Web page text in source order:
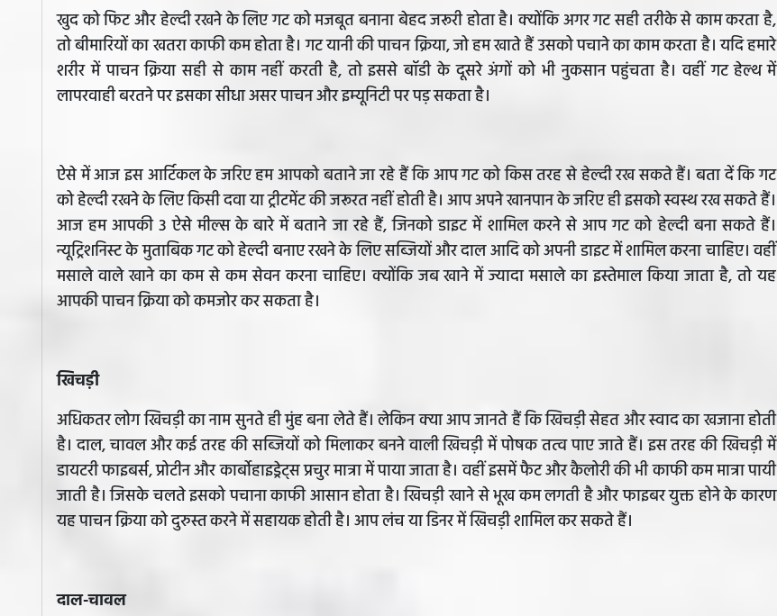
खुद को फिट और हेल्दी रखने के लिए गट को मजबूत बनाना बेहद जरूरी होता है। क्योंकि अगर गट सही तरीके से काम करता है,
तो बीमारियों का खतरा काफी कम होता है। गट यानी की पाचन क्रिया, जो हम खाते हैं उसको पचाने का काम करता है। यदि हमारे
शरीर में पाचन क्रिया सही से काम नहीं करती है, तो इससे बॉडी के दूसरे अंगों को भी नुकसान पहुंचता है। वहीं गट हेल्थ में
लापरवाही बरतने पर इसका सीधा असर पाचन और इम्यूनिटी पर पड़ सकता है।
ऐसे में आज इस आर्टिकल के जरिए हम आपको बताने जा रहे हैं कि आप गट को किस तरह से हेल्दी रख सकते हैं। बता दें कि गट
को हेल्दी रखने के लिए किसी दवा या ट्रीटमेंट की जरूरत नहीं होती है। आप अपने खानपान के जरिए ही इसको स्वस्थ रख सकते हैं।
आज हम आपकी 3 ऐसे मील्स के बारे में बताने जा रहे हैं, जिनको डाइट में शामिल करने से आप गट को हेल्दी बना सकते हैं।
न्यूट्रिशनिस्ट के मुताबिक गट को हेल्दी बनाए रखने के लिए सब्जियों और दाल आदि को अपनी डाइट में शामिल करना चाहिए। वहीं
मसाले वाले खाने का कम से कम सेवन करना चाहिए। क्योंकि जब खाने में ज्यादा मसाले का इस्तेमाल किया जाता है, तो यह
आपकी पाचन क्रिया को कमजोर कर सकता है।
खिचड़ी
अधिकतर लोग खिचड़ी का नाम सुनते ही मुंह बना लेते हैं। लेकिन क्या आप जानते हैं कि खिचड़ी सेहत और स्वाद का खजाना होती
है। दाल, चावल और कई तरह की सब्जियों को मिलाकर बनने वाली खिचड़ी में पोषक तत्व पाए जाते हैं। इस तरह की खिचड़ी में
डायटरी फाइबर्स, प्रोटीन और कार्बोहाइड्रेट्स प्रचुर मात्रा में पाया जाता है। वहीं इसमें फैट और कैलोरी की भी काफी कम मात्रा पायी
जाती है। जिसके चलते इसको पचाना काफी आसान होता है। खिचड़ी खाने से भूख कम लगती है और फाइबर युक्त होने के कारण
यह पाचन क्रिया को दुरुस्त करने में सहायक होती है। आप लंच या डिनर में खिचड़ी शामिल कर सकते हैं।
दाल-चावल